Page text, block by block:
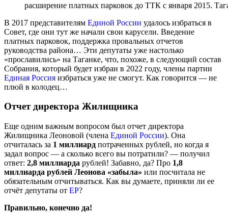
расширение платных парковок до ТТК с января 2015.
В 2017 представителям Единой России удалось избраться в
Совет, где они тут же начали свои карусели. Введение
платных парковок, поддержка провальных отчетов
руководства района… Эти депутаты уже настолько
«прославились» на Таганке, что, похоже, в следующий состав
Собрания, который будет избран в 2022 году, члены партии
Единая Россия избраться уже не смогут. Как говорится — не
плюй в колодец…
Отчет директора Жилищника
Еще одним важным вопросом был отчет директора
Жилищника Леоновой (члена Единой России). Она
отчиталась за 1 миллиард потраченных рублей, но когда я
задал вопрос — а сколько всего вы потратили? — получил
ответ: 2,8 миллиарда рублей! Забавно, да? Про 1,8
миллиарда рублей Леонова «забыла» или посчитала не
обязательным отчитываться. Как вы думаете, приняли ли ее
отчёт депутаты от ЕР?
Правильно, конечно да!